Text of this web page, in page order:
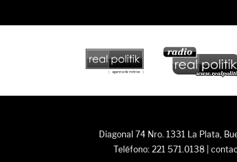
Diagonal 74 Nro. 1331 La Plata,
Teléfono: 221 571.0138 |